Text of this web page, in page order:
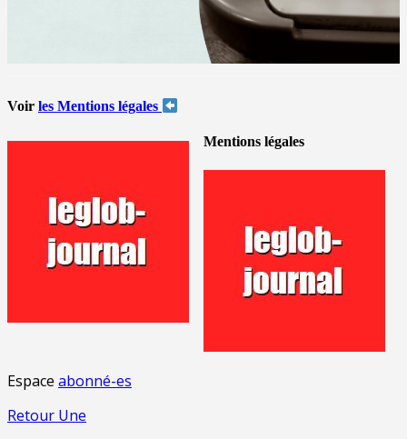
Voir les Mentions légales
Mentions légales
Espace abonné-es
Retour Une